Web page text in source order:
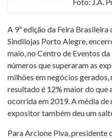
A 9ª edição da Feira
Sindilojas Porto Alegre,
maio, no Centro de Eventos
números que superaram as
milhões em negócios
resultado é 12% maior do que
ocorrida em 2019. A média
expositor também deu um
Para Arcione Piva, presidente